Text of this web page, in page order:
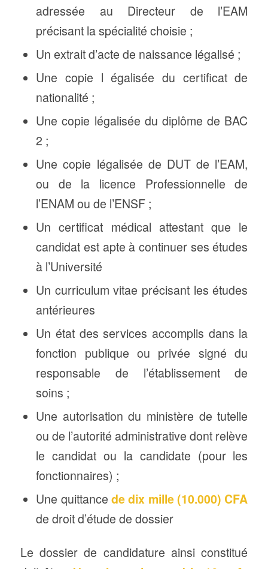
adressée au Directeur de l’EAM
précisant la spécialité choisie ;
Un extrait d’acte de naissance légalisé ;
Une copie l égalisée du certificat de
nationalité ;
Une copie légalisée du diplôme de BAC
2 ;
Une copie légalisée de DUT de l’EAM,
ou de la licence Professionnelle de
l’ENAM ou de l’ENSF ;
Un certificat médical attestant que le
candidat est apte à continuer ses études
à l’Université
Un curriculum vitae précisant les études
antérieures
Un état des services accomplis dans la
fonction publique ou privée signé du
responsable de l’établissement de
soins ;
Une autorisation du ministère de tutelle
ou de l’autorité administrative dont relève
le candidat ou la candidate (pour les
fonctionnaires) ;
Une quittance de dix mille (10.000) CFA
de droit d’étude de dossier
Le dossier de candidature ainsi constitué